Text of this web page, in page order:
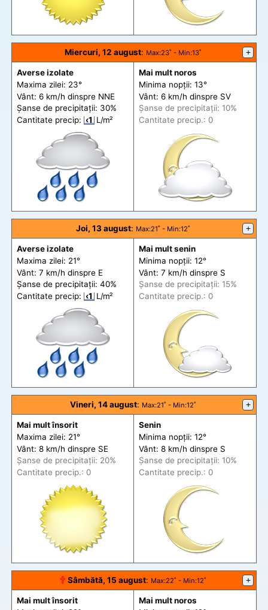
Miercuri, 12 august: Max:23˚ - Min:13˚ +
Averse izolate
Maxima zilei: 23°
Vânt: 6 km/h dinspre NNE
Șanse de precipitații: 30%
Cantitate precip: ‹1 L/m²
Mai mult noros
Minima nopții: 13°
Vânt: 6 km/h dinspre SV
Șanse de precipitații: 10%
Cantitate precip.: 0
Joi, 13 august: Max:21˚ - Min:12˚ +
Averse izolate
Maxima zilei: 21°
Vânt: 7 km/h dinspre E
Șanse de precipitații: 40%
Cantitate precip: ‹1 L/m²
Mai mult senin
Minima nopții: 12°
Vânt: 7 km/h dinspre S
Șanse de precipitații: 15%
Cantitate precip.: 0
Vineri, 14 august: Max:21˚ - Min:12˚ +
Mai mult însorit
Maxima zilei: 21°
Vânt: 8 km/h dinspre SE
Șanse de precipitații: 20%
Cantitate precip.: 0
Senin
Minima nopții: 12°
Vânt: 8 km/h dinspre S
Șanse de precipitații: 10%
Cantitate precip.: 0
🕆 Sâmbătă, 15 august: Max:22˚ - Min:12˚ +
Mai mult însorit
Mai mult noros